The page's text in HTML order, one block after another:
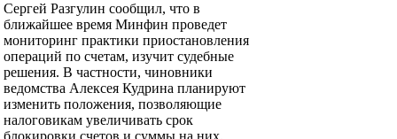
Сергей Разгулин сообщил, что в
ближайшее время Минфин проведет
мониторинг практики приостановления
операций по счетам, изучит судебные
решения. В частности, чиновники
ведомства Алексея Кудрина планируют
изменить положения, позволяющие
налоговикам увеличивать срок
блокировки счетов и суммы на них.